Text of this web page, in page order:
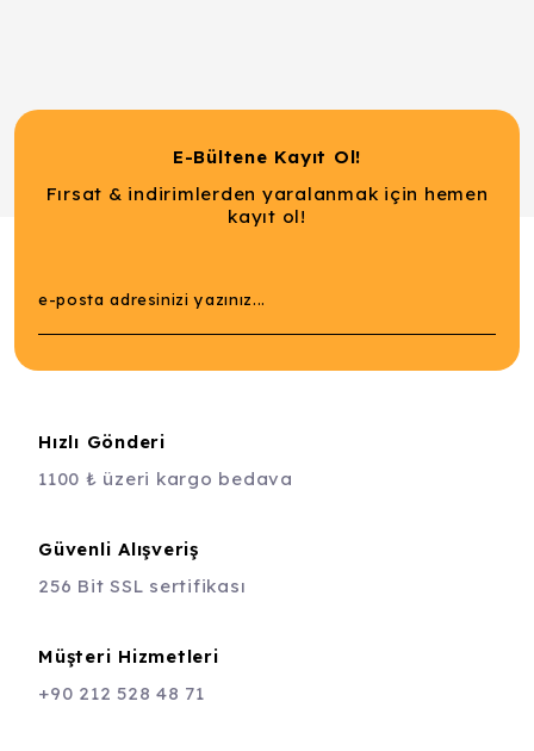
E-Bültene Kayıt Ol!
Fırsat & indirimlerden yaralanmak için hemen
kayıt ol!
Hızlı Gönderi
1100 ₺ üzeri kargo bedava
Güvenli Alışveriş
256 Bit SSL sertifikası
Müşteri Hizmetleri
+90 212 528 48 71